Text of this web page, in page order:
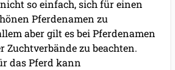
so einfach, sich für einen
Pferdenamen zu
aber gilt es bei Pferdenamen
Zuchtverbände zu beachten.
das Pferd kann